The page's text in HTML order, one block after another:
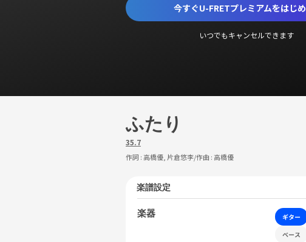
今すぐU-FRETプレミアムをはじ
いつでもキャンセルできます
ふたり
35.7
作詞 : 高橋優, 片倉悠李/作曲 : 高橋優
楽譜設定
楽器 ギター
ベース